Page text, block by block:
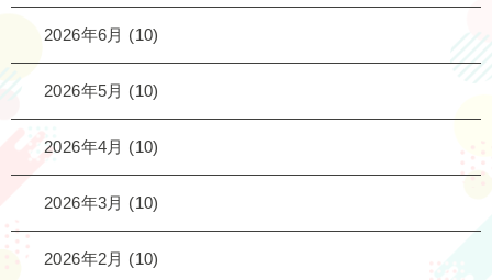
2026年6月 (10)
2026年5月 (10)
2026年4月 (10)
2026年3月 (10)
2026年2月 (10)